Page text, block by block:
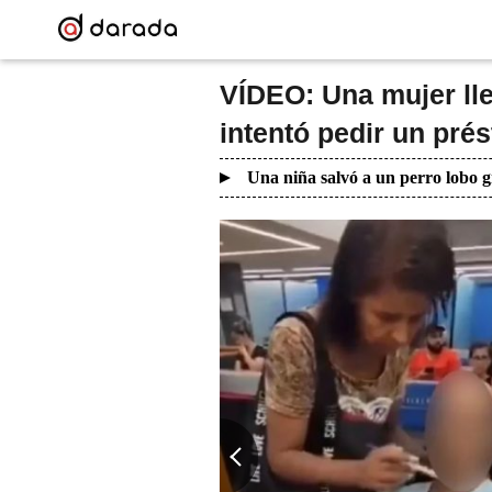
VÍDEO: Una mujer
intentó pedir un
Una niña salvó a un perro lobo